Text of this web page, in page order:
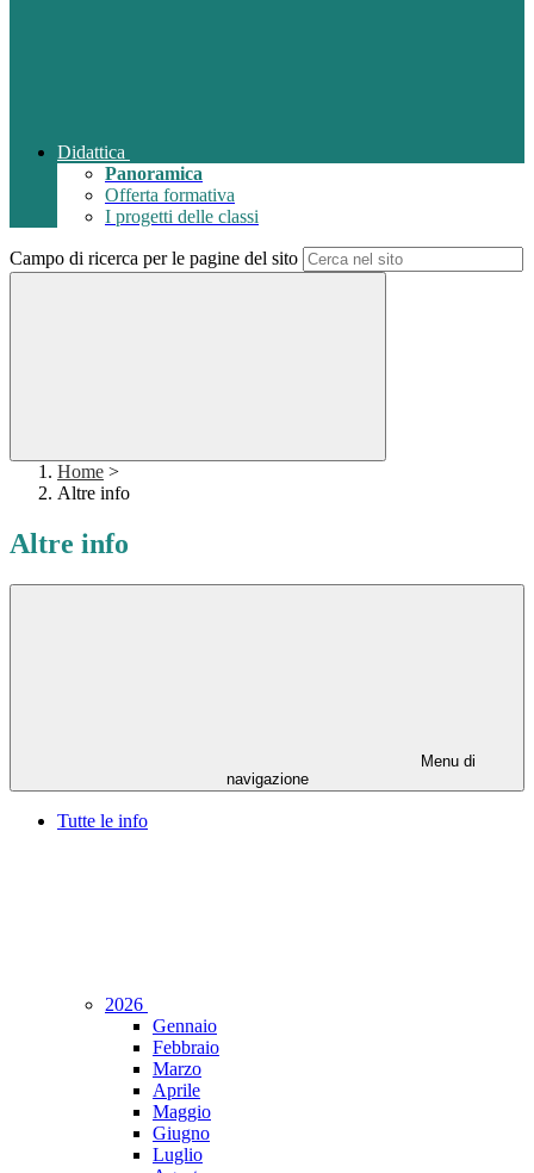
Didattica
Panoramica
Offerta formativa
I progetti delle classi
Campo di ricerca per le pagine del sito
Home >
Altre info
Altre info
Menu di
navigazione
Tutte le info
2026
Gennaio
Febbraio
Marzo
Aprile
Maggio
Giugno
Luglio